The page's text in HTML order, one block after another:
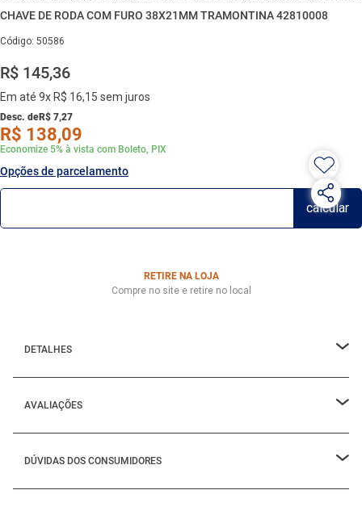
CHAVE DE RODA COM FURO 38X21MM TRAMONTINA 42810008
Código: 50586
R$ 145,36
Em até 9x R$ 16,15 sem juros
Desc. deR$ 7,27
R$ 138,09
Economize 5% à vista com Boleto, PIX
Opções de parcelamento
RETIRE NA LOJA
Compre no site e retire no local
DETALHES
AVALIAÇÕES
DÚVIDAS DOS CONSUMIDORES